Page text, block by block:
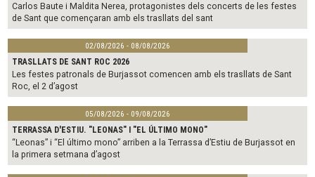
Carlos Baute i Maldita Nerea, protagonistes dels concerts de les festes
de Sant que començaran amb els trasllats del sant
02/08/2026 - 08/08/2026
TRASLLATS DE SANT ROC 2026
Les festes patronals de Burjassot comencen amb els trasllats de Sant
Roc, el 2 d’agost
05/08/2026 - 09/08/2026
TERRASSA D'ESTIU. "LEONAS" I "EL ÚLTIMO MONO"
“Leonas” i “El último mono” arriben a la Terrassa d’Estiu de Burjassot en
la primera setmana d’agost